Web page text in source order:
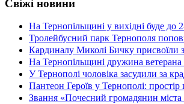
Свіжі новини
На Тернопільщині у вихідні буде до
Тролейбусний парк Тернополя
Кардиналу Миколі Бичку присвоїли
На Тернопільщині дружина ветерана
У Тернополі чоловіка засудили за
Пантеон Героїв у Тернополі: простір
Звання «Почесний громадянин